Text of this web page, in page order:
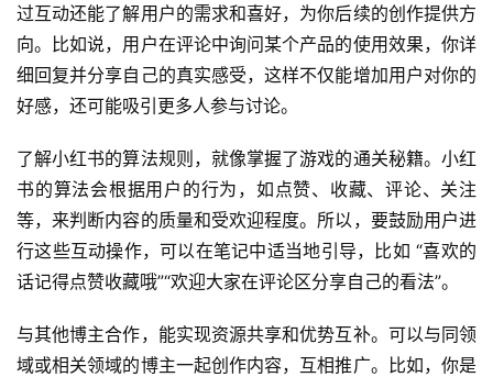
过互动还能了解用户的需求和喜好，为你后续的创作提供方
向。比如说，用户在评论中询问某个产品的使用效果，你详
细回复并分享自己的真实感受，这样不仅能增加用户对你的
好感，还可能吸引更多人参与讨论。
了解小红书的算法规则，就像掌握了游戏的通关秘籍。小红
书的算法会根据用户的行为，如点赞、收藏、评论、关注
等，来判断内容的质量和受欢迎程度。所以，要鼓励用户进
行这些互动操作，可以在笔记中适当地引导，比如 “喜欢的
话记得点赞收藏哦”“欢迎大家在评论区分享自己的看法”。
与其他博主合作，能实现资源共享和优势互补。可以与同领
域或相关领域的博主一起创作内容，互相推广。比如，你是